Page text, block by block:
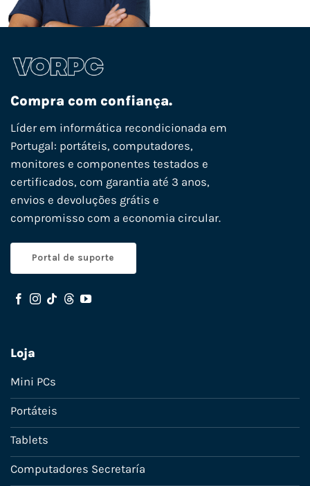
Compra com confiança.
Líder em informática recondicionada em
Portugal: portáteis, computadores,
monitores e componentes testados e
certificados, com garantia até 3 anos,
envios e devoluções grátis e
compromisso com a economia circular.
Portal de suporte
Loja
Mini PCs
Portáteis
Tablets
Computadores Secretaría